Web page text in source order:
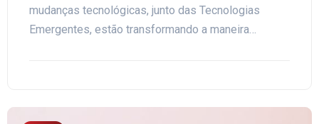
mudanças tecnológicas, junto das Tecnologias
Emergentes, estão transformando a maneira…